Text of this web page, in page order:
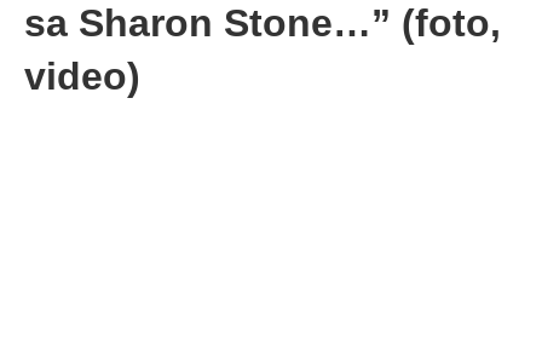
sa Sharon Stone…” (foto,
video)